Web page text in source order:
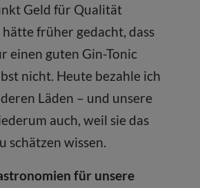
Geld für Qualität
hätte früher gedacht, dass
einen guten Gin-Tonic
nicht. Heute bezahle ich
Läden – und unsere
auch, weil sie das
schätzen wissen.
für unsere